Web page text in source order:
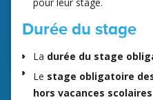
Durée du stage
La durée du stage
Le stage obligatoire
hors vacances scolaires